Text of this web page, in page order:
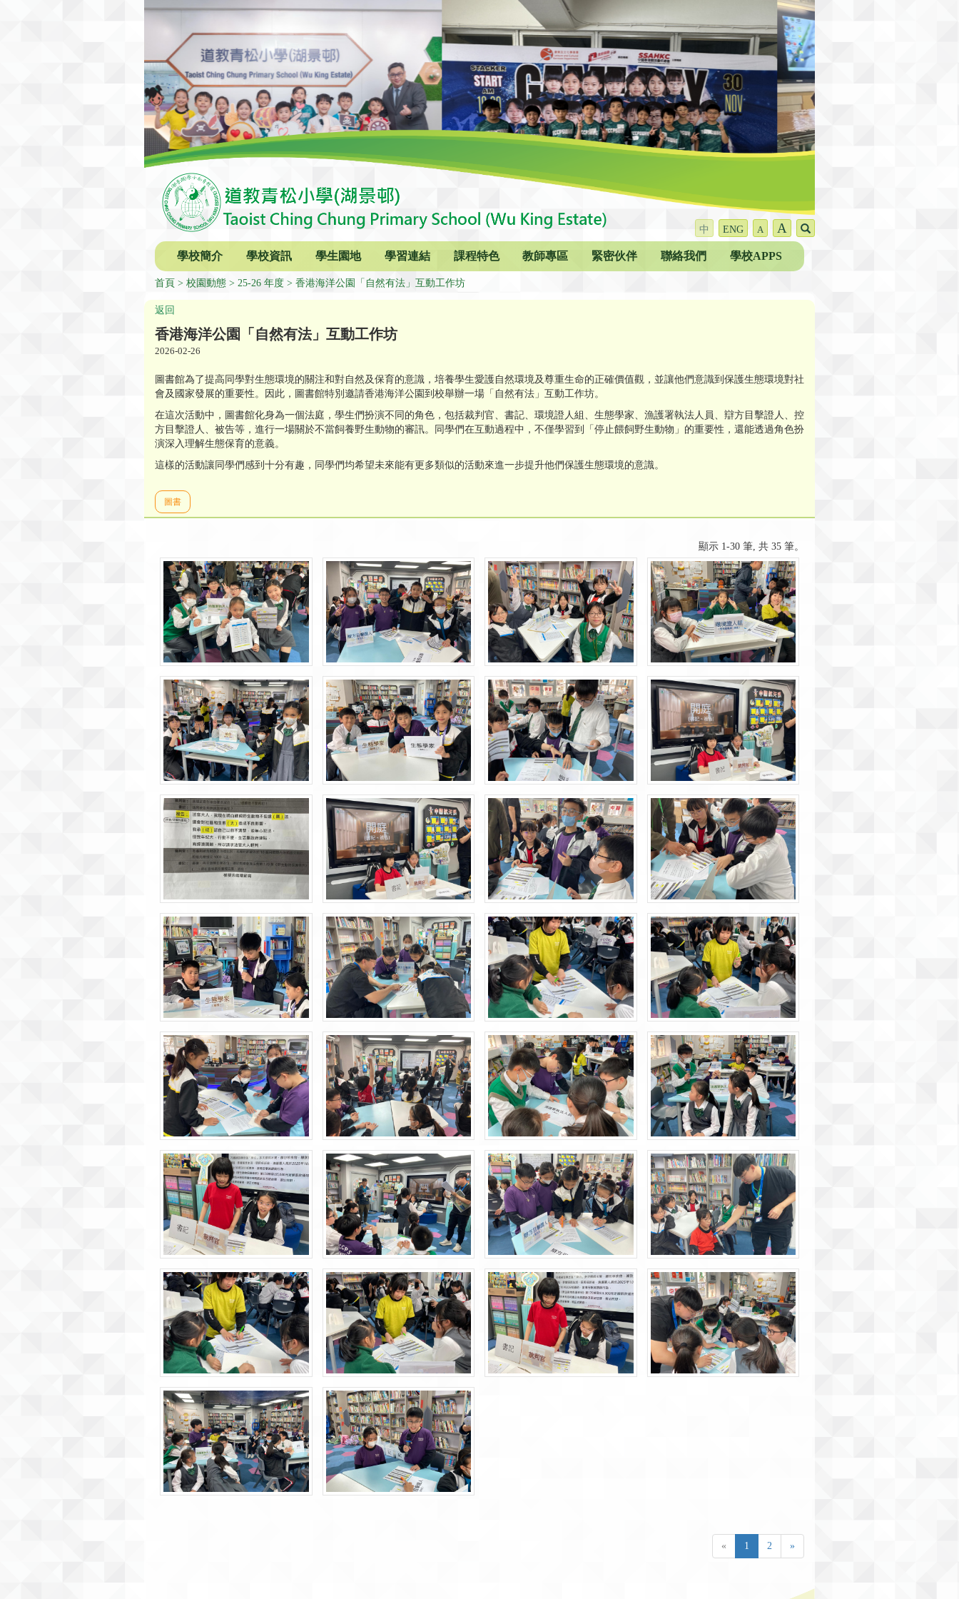
中 ENG A A
學校簡介 學校資訊 學生園地 學習連結 課程特色 教師專區 緊密伙伴 聯絡我們 學校APPS
首頁 校園動態 25-26 年度 香港海洋公園「自然有法」互動工作坊
返回
香港海洋公園「自然有法」互動工作坊
2026-02-26
圖書館為了提高同學對生態環境的關注和對自然及保育的意識，培養學生愛護自然環境及尊重生命的正確價值觀，並讓他們意識到保護生態環境對社
會及國家發展的重要性。因此，圖書館特別邀請香港海洋公園到校舉辦一場「自然有法」互動工作坊。
在這次活動中，圖書館化身為一個法庭，學生們扮演不同的角色，包括裁判官、書記、環境證人組、生態學家、漁護署執法人員、辯方目擊證人、控
方目擊證人、被告等，進行一場關於不當飼養野生動物的審訊。同學們在互動過程中，不僅學習到「停止餵飼野生動物」的重要性，還能透過角色扮
演深入理解生態保育的意義。
這樣的活動讓同學們感到十分有趣，同學們均希望未來能有更多類似的活動來進一步提升他們保護生態環境的意識。
圖書
顯示 1-30 筆, 共 35 筆。
« 1 2 »